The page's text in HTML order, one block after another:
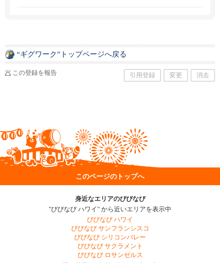
“ギグワーク”トップページへ戻る
この登録を報告 引用登録 変更 消去
このページのトップへ
身近なエリアのびびなび
"びびなび ハワイ" から近いエリアを表示中
びびなび ハワイ
びびなび サンフランシスコ
びびなび シリコンバレー
びびなび サクラメント
びびなび ロサンゼルス